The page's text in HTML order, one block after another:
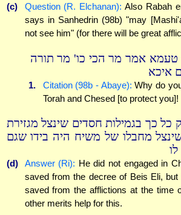
(c) Question (R. Elchanan): Also Rabah
says in Sanhedrin (98b) "may
not see him" (for there will be great
טעמא אמר מר הכי כו' מר תורה
איכא
1. Citation (98b - Abaye): Why do
Torah and Chesed [to protect you]!
כל כך בגמילות חסדים שינצל מגזירת
מחבלו של משיח היה בידו שגם
(d) Answer (Ri): He did not engaged in
saved from the decree of Beis Eli,
saved from the afflictions at the time
other merits help for this.